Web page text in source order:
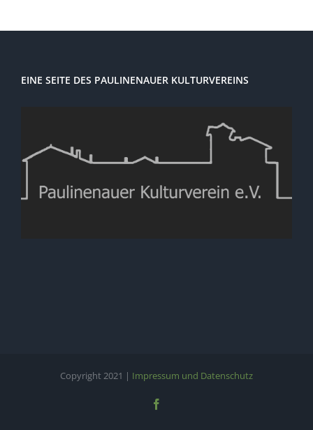
EINE SEITE DES PAULINENAUER KULTURVEREINS
Copyright 2021 | Impressum und Datenschutz